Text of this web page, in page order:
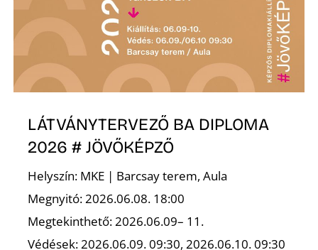
LÁTVÁNYTERVEZŐ BA DIPLOMA
2026 # JÖVŐKÉPZŐ
Helyszín: MKE | Barcsay terem, Aula
Megnyitó: 2026.06.08. 18:00
Megtekinthető: 2026.06.09– 11.
Védések: 2026.06.09. 09:30, 2026.06.10. 09:30